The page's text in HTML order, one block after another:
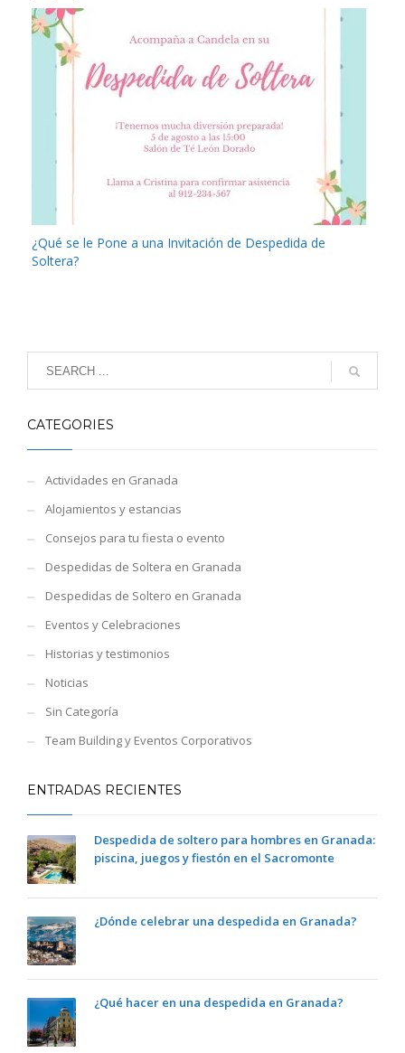
¿Qué se le Pone a una Invitación de Despedida de
Soltera?
CATEGORIES
Actividades en Granada
Alojamientos y estancias
Consejos para tu fiesta o evento
Despedidas de Soltera en Granada
Despedidas de Soltero en Granada
Eventos y Celebraciones
Historias y testimonios
Noticias
Sin Categoría
Team Building y Eventos Corporativos
ENTRADAS RECIENTES
Despedida de soltero para hombres en Granada:
piscina, juegos y fiestón en el Sacromonte
¿Dónde celebrar una despedida en Granada?
¿Qué hacer en una despedida en Granada?